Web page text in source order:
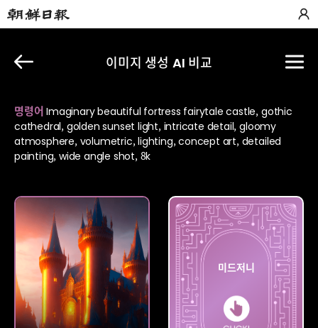
이미지 생성 AI 비교
명령어 Imaginary beautiful fortress fairytale castle, gothic
cathedral, golden sunset light, intricate detail, gloomy
atmosphere, volumetric, lighting, concept art, detailed
painting, wide angle shot, 8k
딥드림
제너레이터
미드저니